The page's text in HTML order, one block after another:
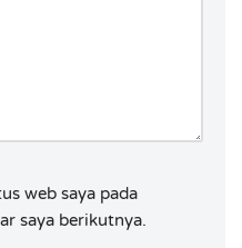
web saya pada
saya berikutnya.